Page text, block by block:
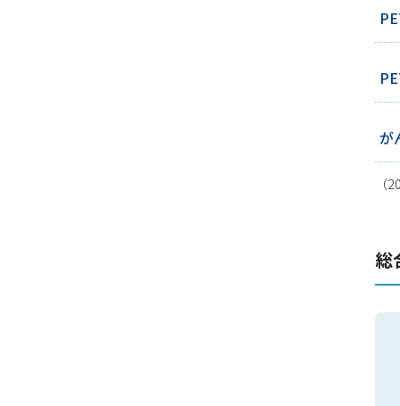
が
（
総